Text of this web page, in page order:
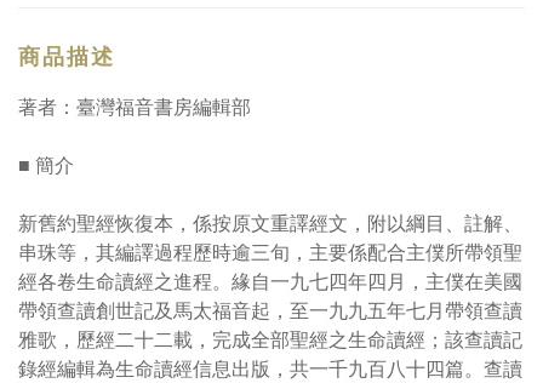
商品描述
著者：臺灣福音書房編輯部
■ 簡介
新舊約聖經恢復本，係按原文重譯經文，附以綱目、註解、
串珠等，其編譯過程歷時逾三旬，主要係配合主僕所帶領聖
經各卷生命讀經之進程。緣自一九七四年四月，主僕在美國
帶領查讀創世記及馬太福音起，至一九九五年七月帶領查讀
雅歌，歷經二十二載，完成全部聖經之生命讀經；該查讀記
錄經編輯為生命讀經信息出版，共一千九百八十四篇。查讀